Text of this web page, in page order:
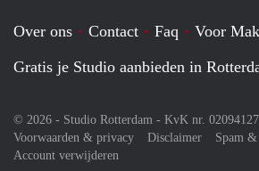
Over ons Contact Faq Voor
Gratis je Studio aanbieden in
© 2026 - Studio Rotterdam - KvK nr.
Voorwaarden & privacy
Disclaimer
Spam &
Account verwijderen